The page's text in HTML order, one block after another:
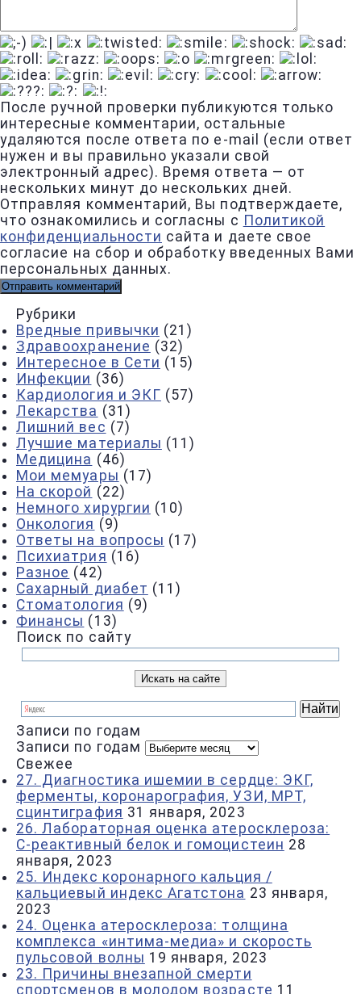
После ручной проверки публикуются только
интересные комментарии, остальные
удаляются после ответа по e-mail (если ответ
нужен и вы правильно указали свой
электронный адрес). Время ответа — от
нескольких минут до нескольких дней.
Отправляя комментарий, Вы подтверждаете,
что ознакомились и согласны с Политикой
конфиденциальности сайта и даете свое
согласие на сбор и обработку введенных Вами
персональных данных.
Рубрики
Вредные привычки (21)
Здравоохранение (32)
Интересное в Сети (15)
Инфекции (36)
Кардиология и ЭКГ (57)
Лекарства (31)
Лишний вес (7)
Лучшие материалы (11)
Медицина (46)
Мои мемуары (17)
На скорой (22)
Немного хирургии (10)
Онкология (9)
Ответы на вопросы (17)
Психиатрия (16)
Разное (42)
Сахарный диабет (11)
Стоматология (9)
Финансы (13)
Поиск по сайту
Записи по годам
Записи по годам
Свежее
27. Диагностика ишемии в сердце: ЭКГ,
ферменты, коронарография, УЗИ, МРТ,
сцинтиграфия 31 января, 2023
26. Лабораторная оценка атеросклероза:
С-реактивный белок и гомоцистеин 28
января, 2023
25. Индекс коронарного кальция /
кальциевый индекс Агатстона 23 января,
2023
24. Оценка атеросклероза: толщина
комплекса «интима-медиа» и скорость
пульсовой волны 19 января, 2023
23. Причины внезапной смерти
спортсменов в молодом возрасте 11